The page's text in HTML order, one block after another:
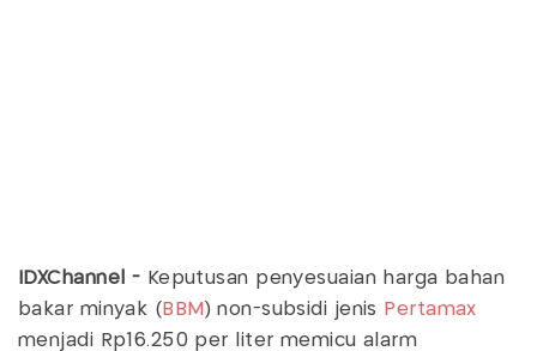
IDXChannel - Keputusan penyesuaian harga bahan
bakar minyak ( BBM ) non-subsidi jenis
Pertamax
menjadi Rp16.250 per liter memicu alarm